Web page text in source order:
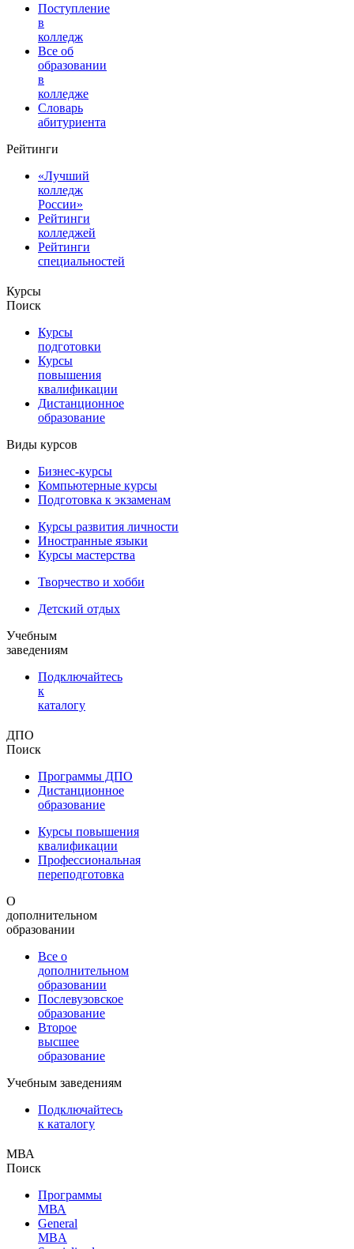
Поступление
в
колледж
Все об
образовании
в
колледже
Словарь
абитуриента
Рейтинги
«Лучший
колледж
России»
Рейтинги
колледжей
Рейтинги
специальностей
Курсы
Поиск
Курсы
подготовки
Курсы
повышения
квалификации
Дистанционное
образование
Виды курсов
Бизнес-курсы
Компьютерные курсы
Подготовка к экзаменам
Курсы развития личности
Иностранные языки
Курсы мастерства
Творчество и хобби
Детский отдых
Учебным
заведениям
Подключайтесь
к
каталогу
ДПО
Поиск
Программы ДПО
Дистанционное
образование
Курсы повышения
квалификации
Профессиональная
переподготовка
О
дополнительном
образовании
Все о
дополнительном
образовании
Послевузовское
образование
Второе
высшее
образование
Учебным заведениям
Подключайтесь
к каталогу
МВА
Поиск
Программы
МВА
General
MBA